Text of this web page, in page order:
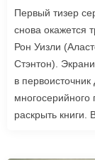
Первый тизер
снова окажется
Рон Уизли
Стэнтон).
в
многосерийного
раскрыть книги.